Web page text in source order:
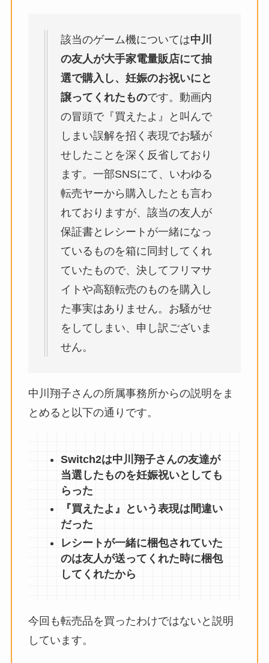
該当のゲーム機については中川
の友人が大手家電量販店にて抽
選で購入し、妊娠のお祝いにと
譲ってくれたものです。動画内
の冒頭で『買えたよ』と叫んで
しまい誤解を招く表現でお騒が
せしたことを深く反省しており
ます。一部SNSにて、いわゆる
転売ヤーから購入したとも言わ
れておりますが、該当の友人が
保証書とレシートが一緒になっ
ているものを箱に同封してくれ
ていたもので、決してフリマサ
イトや高額転売のものを購入し
た事実はありません。お騒がせ
をしてしまい、申し訳ございま
せん。
中川翔子さんの所属事務所からの説明をま
とめると以下の通りです。
Switch2は中川翔子さんの友達が
当選したものを妊娠祝いとしても
らった
『買えたよ』という表現は間違い
だった
レシートが一緒に梱包されていた
のは友人が送ってくれた時に梱包
してくれたから
今回も転売品を買ったわけではないと説明
しています。